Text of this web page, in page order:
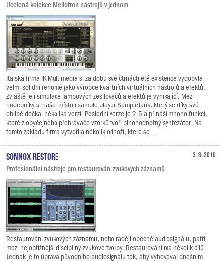
Ucelená kolekce Mellotron nástrojů v jednom.
Italská firma IK Multimedia si za dobu své čtrnáctileté existence vydobyla
velmi solidní renomé jako výrobce kvalitních virtuálních nástrojů a efektů.
Zvláště její simulace lampových zesilovačů a efektů je vynikající. Mezi
hudebníky si našel místo i sample player SampleTank, který se díky své
oblibě dočkal několika verzí. Poslední verze je 2.5 a přináší mnoho funkcí,
které z obyčejného přehrávače vzorků tvoří plnohodnotný syntezátor. Na
tomto základu firma vytvořila několik odnoží, které se...
3. 6. 2010
Sonnox Restore
Profesionální nástroje pro restaurování zvukových záznamů.
Restaurování zvukových záznamů, nebo raději obecně audiosignálu, patří
mezi nejobtížnější disciplíny zvukové tvorby. Restaurování má několik cílů.
Jednak je to úprava původního audiosignálu tak, aby vyhovoval dnešním